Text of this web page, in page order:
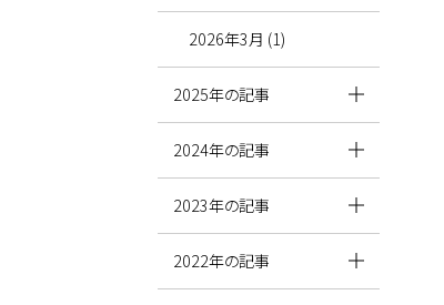
2026年3月 (1)
2025年の記事
2024年の記事
2023年の記事
2022年の記事